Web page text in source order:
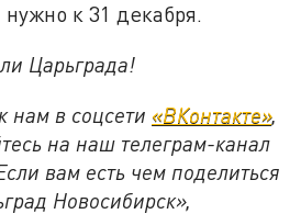
к 31 декабря.
Царьграда!
нам в соцсети «ВКонтакте»,
на наш телеграм-канал
Если вам есть чем поделиться
Новосибирск»,